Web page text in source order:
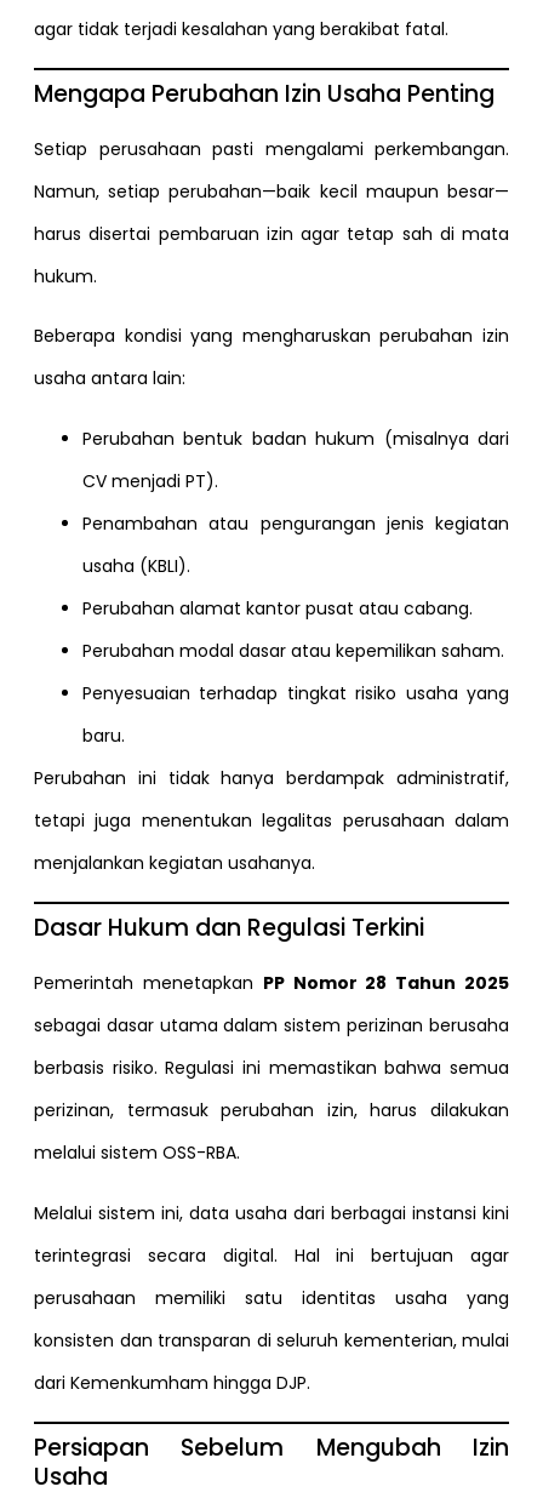
agar tidak terjadi kesalahan yang berakibat fatal.
Mengapa Perubahan Izin Usaha Penting
Setiap perusahaan pasti mengalami perkembangan.
Namun, setiap perubahan—baik kecil maupun besar—
harus disertai pembaruan izin agar tetap sah di mata
hukum.
Beberapa kondisi yang mengharuskan perubahan izin
usaha antara lain:
Perubahan bentuk badan hukum (misalnya dari
CV menjadi PT).
Penambahan atau pengurangan jenis kegiatan
usaha (KBLI).
Perubahan alamat kantor pusat atau cabang.
Perubahan modal dasar atau kepemilikan saham.
Penyesuaian terhadap tingkat risiko usaha yang
baru.
Perubahan ini tidak hanya berdampak administratif,
tetapi juga menentukan legalitas perusahaan dalam
menjalankan kegiatan usahanya.
Dasar Hukum dan Regulasi Terkini
Pemerintah menetapkan PP Nomor 28 Tahun 2025
sebagai dasar utama dalam sistem perizinan berusaha
berbasis risiko. Regulasi ini memastikan bahwa semua
perizinan, termasuk perubahan izin, harus dilakukan
melalui sistem OSS-RBA.
Melalui sistem ini, data usaha dari berbagai instansi kini
terintegrasi secara digital. Hal ini bertujuan agar
perusahaan memiliki satu identitas usaha yang
konsisten dan transparan di seluruh kementerian, mulai
dari Kemenkumham hingga DJP.
Persiapan Sebelum Mengubah Izin
Usaha